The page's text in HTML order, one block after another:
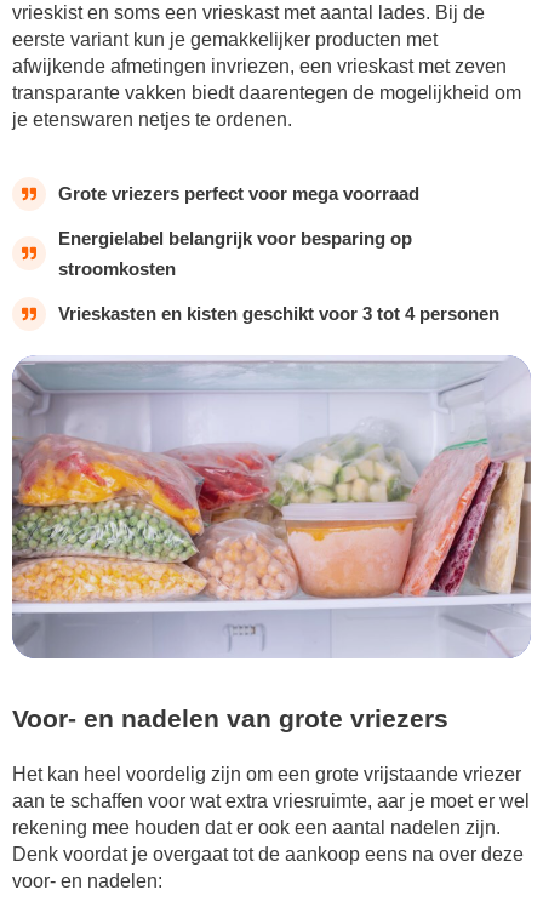
vrieskist en soms een vrieskast met aantal lades. Bij de
eerste variant kun je gemakkelijker producten met
afwijkende afmetingen invriezen, een vrieskast met zeven
transparante vakken biedt daarentegen de mogelijkheid om
je etenswaren netjes te ordenen.
Grote vriezers perfect voor mega voorraad
Energielabel belangrijk voor besparing op
stroomkosten
Vrieskasten en kisten geschikt voor 3 tot 4 personen
Voor- en nadelen van grote vriezers
Het kan heel voordelig zijn om een grote vrijstaande vriezer
aan te schaffen voor wat extra vriesruimte, aar je moet er wel
rekening mee houden dat er ook een aantal nadelen zijn.
Denk voordat je overgaat tot de aankoop eens na over deze
voor- en nadelen: